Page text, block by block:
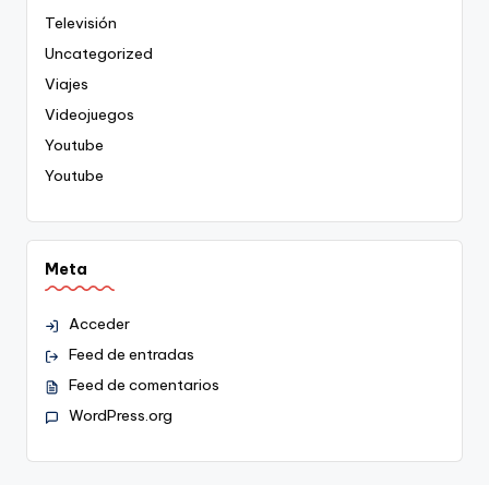
Televisión
Uncategorized
Viajes
Videojuegos
Youtube
Youtube
Meta
Acceder
Feed de entradas
Feed de comentarios
WordPress.org